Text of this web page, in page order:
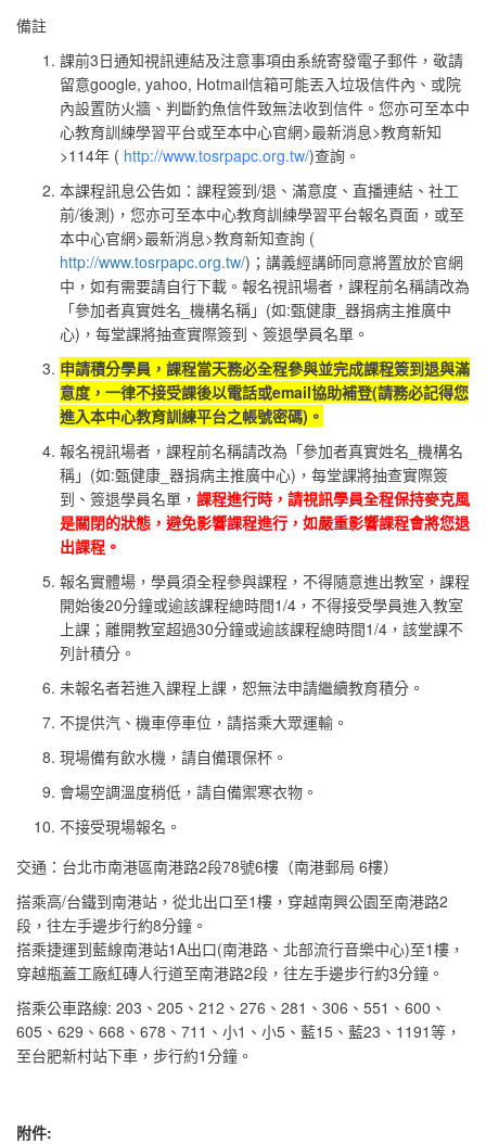
備註
課前3日通知視訊連結及注意事項由系統寄發電子郵件，敬請
留意google, yahoo, Hotmail信箱可能丟入垃圾信件內、或院
內設置防火牆、判斷釣魚信件致無法收到信件。您亦可至本中
心教育訓練學習平台或至本中心官網>最新消息>教育新知
>114年 ( http://www.tosrpapc.org.tw/)查詢。
本課程訊息公告如：課程簽到/退、滿意度、直播連結、社工
前/後測)，您亦可至本中心教育訓練學習平台報名頁面，或至
本中心官網>最新消息>教育新知查詢 (
http://www.tosrpapc.org.tw/)；講義經講師同意將置放於官網
中，如有需要請自行下載。報名視訊場者，課程前名稱請改為
「參加者真實姓名_機構名稱」(如:甄健康_器捐病主推廣中
心)，每堂課將抽查實際簽到、簽退學員名單。
申請積分學員，課程當天務必全程參與並完成課程簽到退與滿
意度，一律不接受課後以電話或email協助補登(請務必記得您
進入本中心教育訓練平台之帳號密碼)。
報名視訊場者，課程前名稱請改為「參加者真實姓名_機構名
稱」(如:甄健康_器捐病主推廣中心)，每堂課將抽查實際簽
到、簽退學員名單， 課程進行時，請視訊學員全程保持麥克風
是關閉的狀態，避免影響課程進行，如嚴重影響課程會將您退
出課程。
報名實體場，學員須全程參與課程，不得隨意進出教室，課程
開始後20分鐘或逾該課程總時間1/4，不得接受學員進入教室
上課；離開教室超過30分鐘或逾該課程總時間1/4，該堂課不
列計積分。
未報名者若進入課程上課，恕無法申請繼續教育積分。
不提供汽、機車停車位，請搭乘大眾運輸。
現場備有飲水機，請自備環保杯。
會場空調溫度稍低，請自備禦寒衣物。
不接受現場報名。
交通：台北市南港區南港路2段78號6樓（南港郵局 6樓）
搭乘高/台鐵到南港站，從北出口至1樓，穿越南興公園至南港路2
段，往左手邊步行約8分鐘。
搭乘捷運到藍線南港站1A出口(南港路、北部流行音樂中心)至1樓，
穿越瓶蓋工廠紅磚人行道至南港路2段，往左手邊步行約3分鐘。
搭乘公車路線: 203、205、212、276、281、306、551、600、
605、629、668、678、711、小1、小5、藍15、藍23、1191等，
至台肥新村站下車，步行約1分鐘。
附件: